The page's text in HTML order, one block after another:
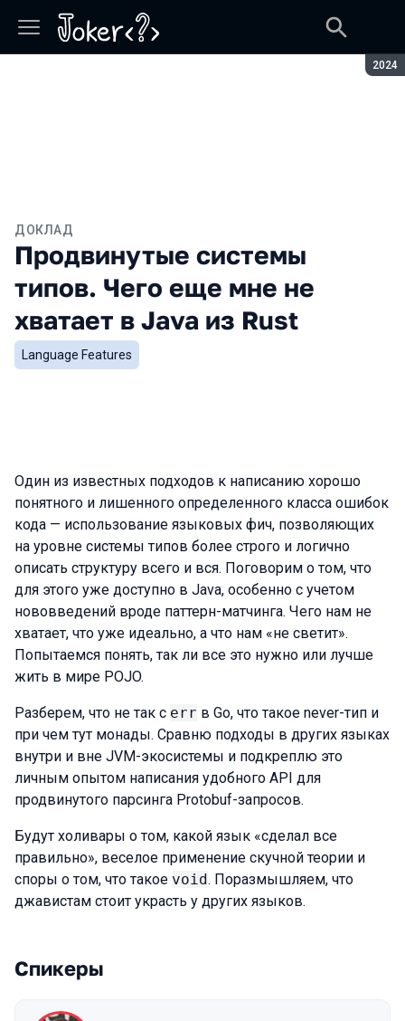
2024
ДОКЛАД
Продвинутые системы
типов. Чего еще мне не
хватает в Java из Rust
Language Features
Один из известных подходов к написанию хорошо
понятного и лишенного определенного класса ошибок
кода — использование языковых фич, позволяющих
на уровне системы типов более строго и логично
описать структуру всего и вся. Поговорим о том, что
для этого уже доступно в Java, особенно с учетом
нововведений вроде паттерн-матчинга. Чего нам не
хватает, что уже идеально, а что нам «не светит».
Попытаемся понять, так ли все это нужно или лучше
жить в мире POJO.
Разберем, что не так с err в Go, что такое never-тип и
при чем тут монады. Сравню подходы в других языках
внутри и вне JVM-экосистемы и подкреплю это
личным опытом написания удобного API для
продвинутого парсинга Protobuf-запросов.
Будут холивары о том, какой язык «сделал все
правильно», веселое применение скучной теории и
споры о том, что такое void. Поразмышляем, что
джавистам стоит украсть у других языков.
Спикеры